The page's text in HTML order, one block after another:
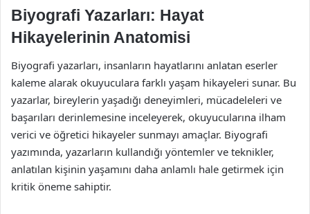
Biyografi Yazarları: Hayat
Hikayelerinin Anatomisi
Biyografi yazarları, insanların hayatlarını anlatan eserler
kaleme alarak okuyuculara farklı yaşam hikayeleri sunar. Bu
yazarlar, bireylerin yaşadığı deneyimleri, mücadeleleri ve
başarıları derinlemesine inceleyerek, okuyucularına ilham
verici ve öğretici hikayeler sunmayı amaçlar. Biyografi
yazımında, yazarların kullandığı yöntemler ve teknikler,
anlatılan kişinin yaşamını daha anlamlı hale getirmek için
kritik öneme sahiptir.